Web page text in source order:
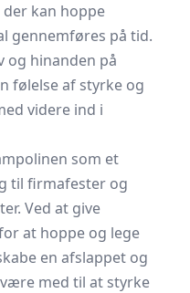
kan hoppe
gennemføres på tid.
og hinanden på
følelse af styrke og
videre ind i
som et
til firmafester og
Ved at give
at hoppe og lege
en afslappet og
med til at styrke